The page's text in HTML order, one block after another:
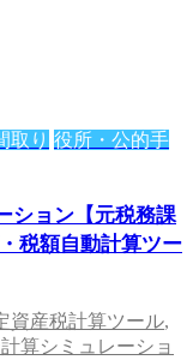
取り 役所・公的手
ション【元税務課
税額自動計算ツー
資産税計算ツール,
算シミュレーショ